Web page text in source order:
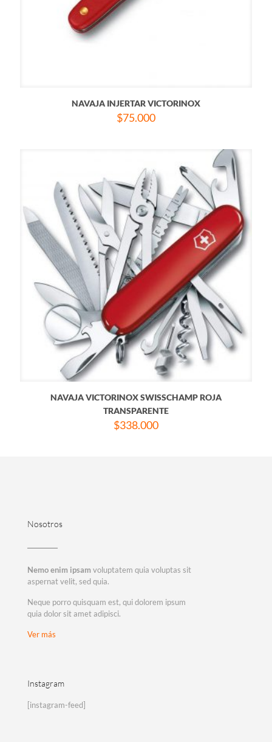
NAVAJA INJERTAR VICTORINOX
$75.000
NAVAJA VICTORINOX SWISSCHAMP ROJA
TRANSPARENTE
$338.000
Nosotros
Nemo enim ipsam voluptatem quia voluptas sit
aspernat velit, sed quia.
Neque porro quisquam est, qui dolorem ipsum
quia dolor sit amet adipisci.
Ver más
Instagram
[instagram-feed]